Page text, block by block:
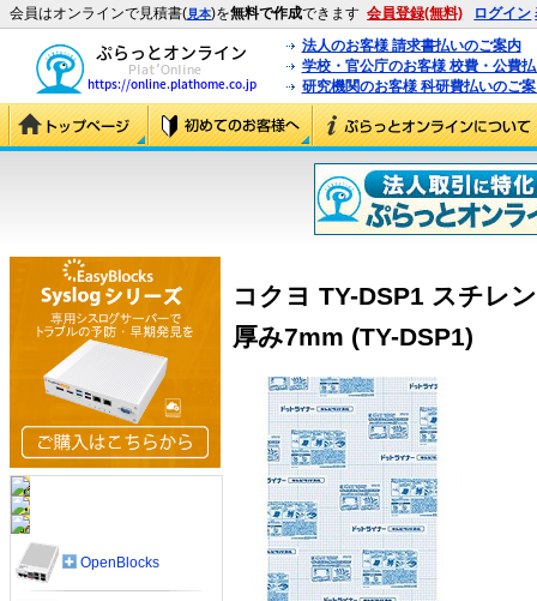
会員はオンラインで見積書(見本)を無料で作成できます 会員登録(無料) ログイン
法人のお客様 請求書払いのご案内
学校・官公庁のお客様 校費・公費
研究機関のお客様 科研費払いのご
コクヨ TY-DSP1 スチレ
厚み7mm (TY-DSP1)
OpenBlocks